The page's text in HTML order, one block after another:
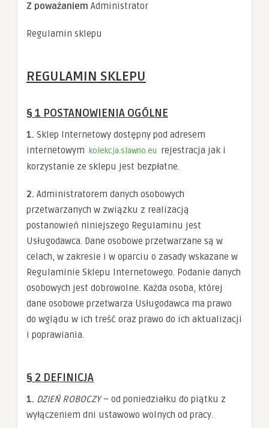
Z poważaniem Administrator
Regulamin sklepu
REGULAMIN SKLEPU
§ 1 POSTANOWIENIA OGÓLNE
1. Sklep Internetowy dostępny pod adresem
internetowym
kolekcja.slawno.eu rejestracja jak i
korzystanie ze sklepu jest bezpłatne.
2. Administratorem danych osobowych
przetwarzanych w związku z realizacją
postanowień niniejszego Regulaminu jest
Usługodawca. Dane osobowe przetwarzane są w
celach, w zakresie i w oparciu o zasady wskazane w
Regulaminie Sklepu Internetowego. Podanie danych
osobowych jest dobrowolne. Każda osoba, której
dane osobowe przetwarza Usługodawca ma prawo
do wglądu w ich treść oraz prawo do ich aktualizacji
i poprawiania.
§ 2 DEFINICJA
1. DZIEŃ ROBOCZY– od poniedziałku do piątku z
wyłączeniem dni ustawowo wolnych od pracy.